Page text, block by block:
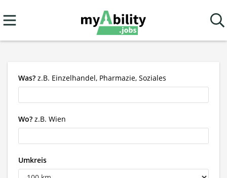
Was? z.B. Einzelhandel, Pharmazie, Soziales
Wo? z.B. Wien
Umkreis